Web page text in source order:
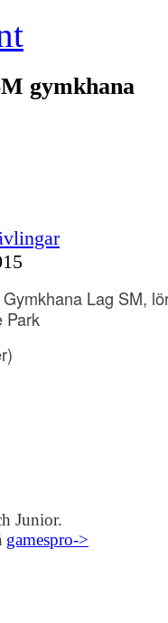
gymkhana
Lag SM,
Park
Junior.
gamespro->